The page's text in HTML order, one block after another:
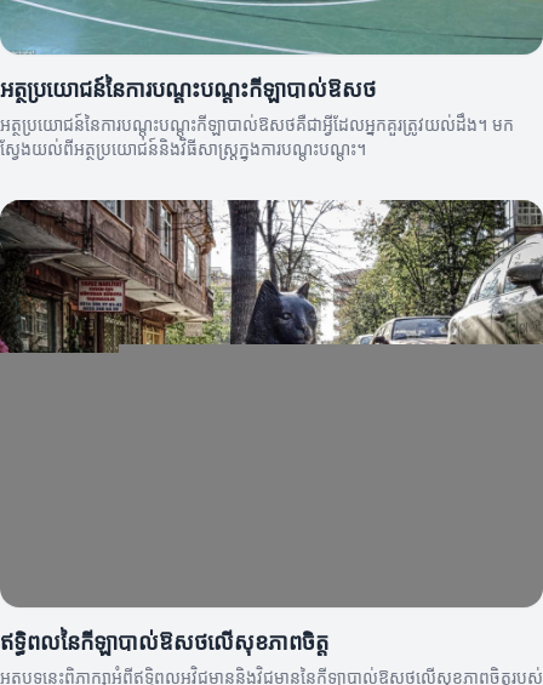
អត្ថប្រយោជន៍នៃការបណ្តុះបណ្ដុះកីឡាបាល់ឱសថ
អត្ថប្រយោជន៍នៃការបណ្តុះបណ្ដុះកីឡាបាល់ឱសថគឺជាអ្វីដែលអ្នកគួរត្រូវយល់ដឹង។ មក
ស្វែងយល់ពីអត្ថប្រយោជន៍និងវិធីសាស្ត្រក្នុងការបណ្តុះបណ្ដុះ។
ឥទ្ធិពលនៃកីឡាបាល់ឱសថលើសុខភាពចិត្ត
អត្ថបទនេះពិភាក្សាអំពីឥទ្ធិពលអវិជ្ជមាននិងវិជ្ជមាននៃកីឡាបាល់ឱសថលើសុខភាពចិត្តរបស់